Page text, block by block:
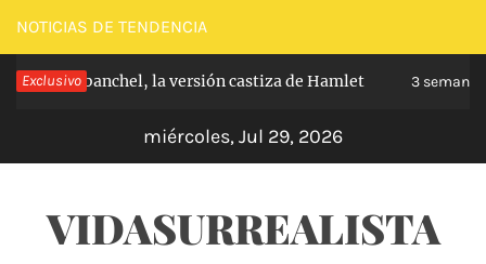
Saltar
al
contenido
NOTICIAS DE TENDENCIA
Exclusivo
de Carabanchel, la versión castiza de Hamlet 3 semanas
miércoles, Jul 29, 2026
VIDASURREALISTA